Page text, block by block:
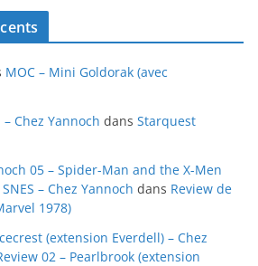
MOC – Mini Goldorak (avec
Chez Yannoch dans Starquest
05 – Spider-Man and the X-Men
– Chez Yannoch dans Review de
1978)
(extension Everdell) – Chez
02 – Pearlbrook (extension